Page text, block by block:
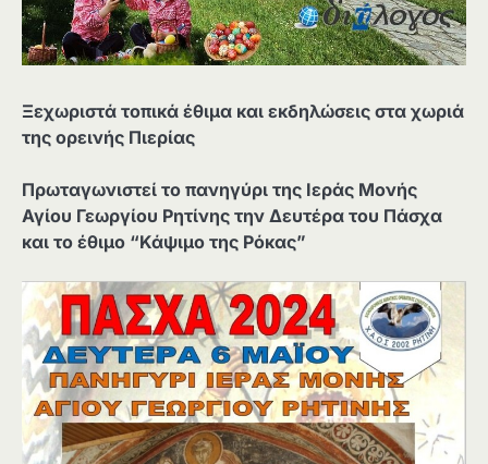
Ξεχωριστά τοπικά έθιμα και εκδηλώσεις στα χωριά
της ορεινής Πιερίας
Πρωταγωνιστεί το πανηγύρι της Ιεράς Μονής
Αγίου Γεωργίου Ρητίνης την Δευτέρα του Πάσχα
και το έθιμο “Κάψιμο της Ρόκας”